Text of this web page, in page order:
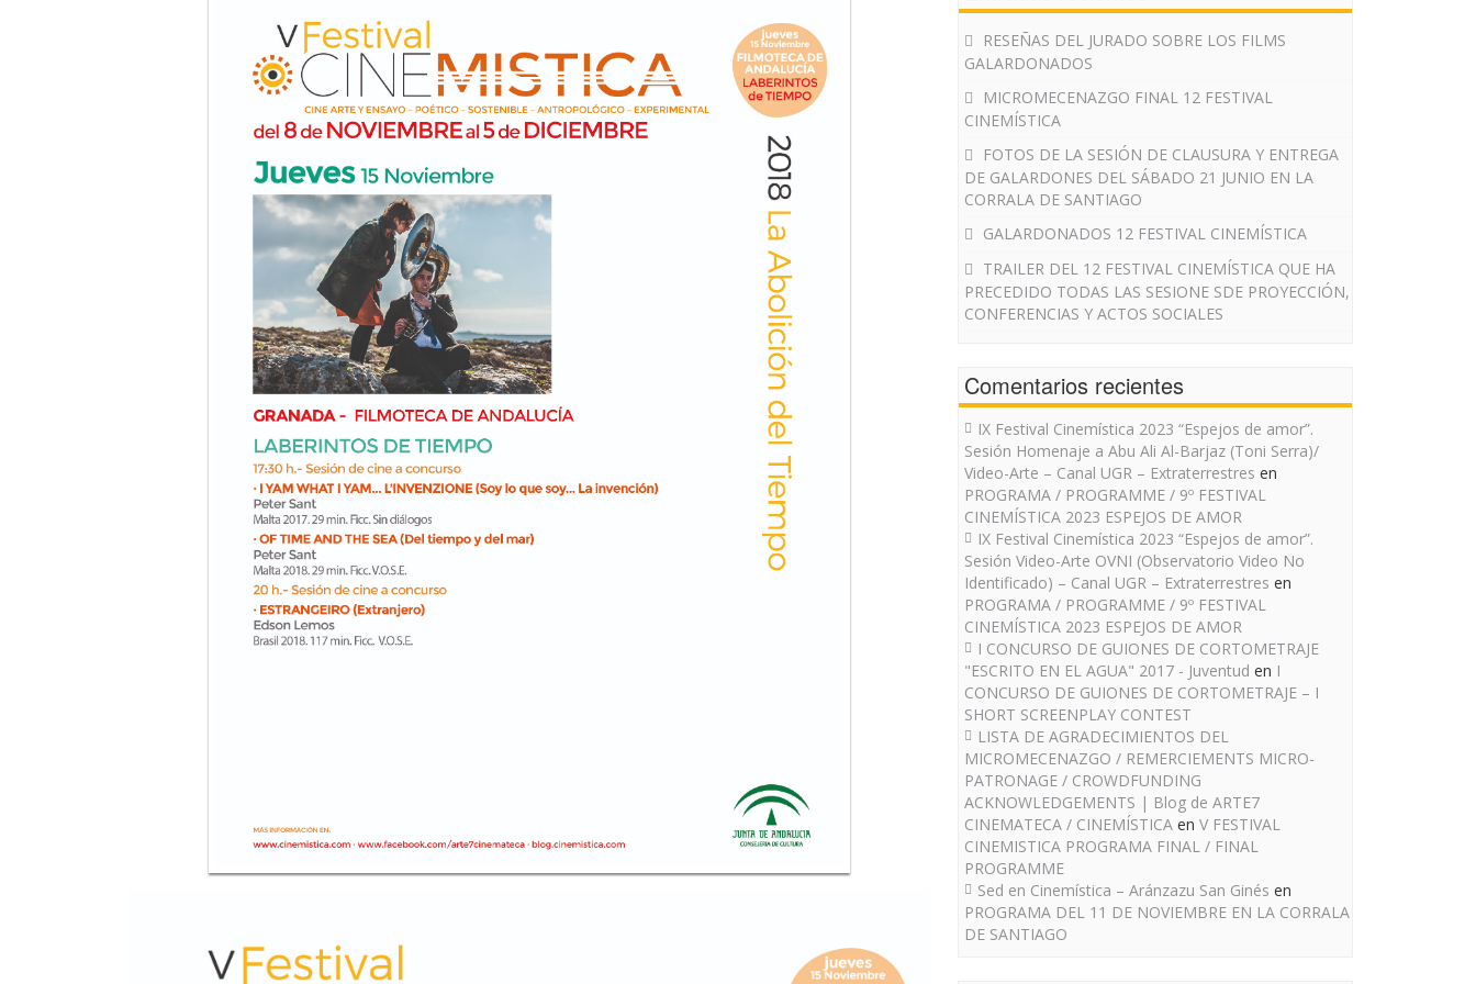
RESEÑAS DEL JURADO SOBRE LOS FILMS
GALARDONADOS
MICROMECENAZGO FINAL 12 FESTIVAL
CINEMÍSTICA
FOTOS DE LA SESIÓN DE CLAUSURA Y ENTREGA
DE GALARDONES DEL SÁBADO 21 JUNIO EN LA
CORRALA DE SANTIAGO
GALARDONADOS 12 FESTIVAL CINEMÍSTICA
TRAILER DEL 12 FESTIVAL CINEMÍSTICA QUE HA
PRECEDIDO TODAS LAS SESIONE SDE PROYECCIÓN,
CONFERENCIAS Y ACTOS SOCIALES
Comentarios recientes
IX Festival Cinemística 2023 “Espejos de amor”.
Sesión Homenaje a Abu Ali Al-Barjaz (Toni Serra)/
Video-Arte – Canal UGR – Extraterrestres en
PROGRAMA / PROGRAMME / 9º FESTIVAL
CINEMÍSTICA 2023 ESPEJOS DE AMOR
IX Festival Cinemística 2023 “Espejos de amor”.
Sesión Video-Arte OVNI (Observatorio Video No
Identificado) – Canal UGR – Extraterrestres en
PROGRAMA / PROGRAMME / 9º FESTIVAL
CINEMÍSTICA 2023 ESPEJOS DE AMOR
I CONCURSO DE GUIONES DE CORTOMETRAJE
"ESCRITO EN EL AGUA" 2017 - Juventud en I
CONCURSO DE GUIONES DE CORTOMETRAJE – I
SHORT SCREENPLAY CONTEST
LISTA DE AGRADECIMIENTOS DEL
MICROMECENAZGO / REMERCIEMENTS MICRO-
PATRONAGE / CROWDFUNDING
ACKNOWLEDGEMENTS | Blog de ARTE7
CINEMATECA / CINEMÍSTICA en V FESTIVAL
CINEMISTICA PROGRAMA FINAL / FINAL
PROGRAMME
Sed en Cinemística – Aránzazu San Ginés en
PROGRAMA DEL 11 DE NOVIEMBRE EN LA CORRALA
DE SANTIAGO